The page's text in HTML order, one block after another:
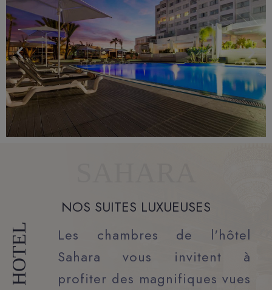
NOS SUITES LUXUEUSES
HOTEL
Les chambres de l'hôtel
Sahara vous invitent à
profiter des magnifiques vues